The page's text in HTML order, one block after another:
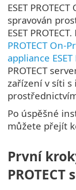
ESET
spravován
ESET
PROTECT On-
appliance ESET
PROTECT
zařízení v síti
Po úspěšné
můžete přejít
První
PROTECT